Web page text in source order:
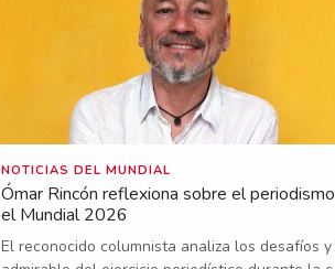
NOTICIAS DEL MUNDIAL
Ómar Rincón reflexiona sobre el
el Mundial 2026
El reconocido columnista analiza los desafíos